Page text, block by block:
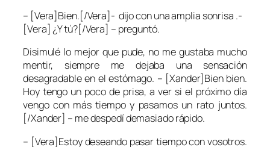
– [Vera]Bien.[/Vera]- dijo con una amplia sonrisa .-
[Vera] ¿Y tú?[/Vera] – preguntó.
Disimulé lo mejor que pude, no me gustaba mucho
mentir, siempre me dejaba una sensación
desagradable en el estómago. – [Xander]Bien bien.
Hoy tengo un poco de prisa, a ver si el próximo día
vengo con más tiempo y pasamos un rato juntos.
[/Xander] – me despedí demasiado rápido.
– [Vera]Estoy deseando pasar tiempo con vosotros.